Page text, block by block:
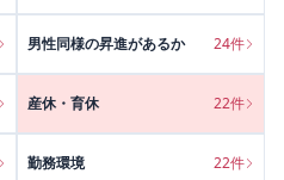
男性同様の昇進があるか 24件
産休・育休 22件
勤務環境 22件